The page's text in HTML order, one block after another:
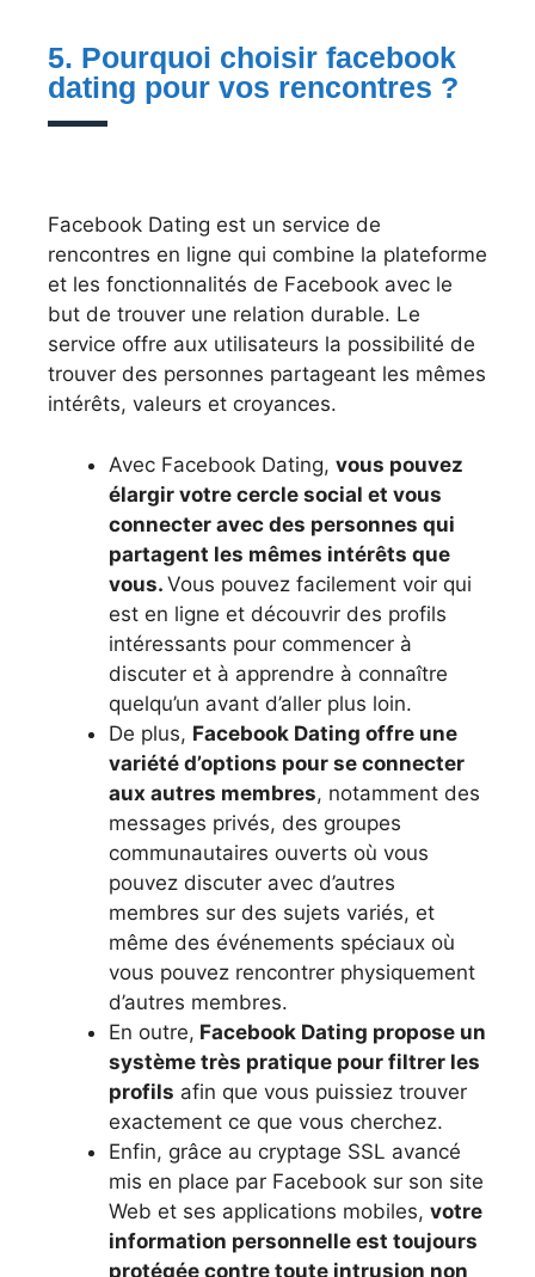
5. Pourquoi choisir facebook
dating pour vos rencontres ?
Facebook Dating est un service de
rencontres en ligne qui combine la plateforme
et les fonctionnalités de Facebook avec le
but de trouver une relation durable. Le
service offre aux utilisateurs la possibilité de
trouver des personnes partageant les mêmes
intérêts, valeurs et croyances.
Avec Facebook Dating, vous pouvez
élargir votre cercle social et vous
connecter avec des personnes qui
partagent les mêmes intérêts que
vous. Vous pouvez facilement voir qui
est en ligne et découvrir des profils
intéressants pour commencer à
discuter et à apprendre à connaître
quelqu’un avant d’aller plus loin.
De plus, Facebook Dating offre une
variété d’options pour se connecter
aux autres membres, notamment des
messages privés, des groupes
communautaires ouverts où vous
pouvez discuter avec d’autres
membres sur des sujets variés, et
même des événements spéciaux où
vous pouvez rencontrer physiquement
d’autres membres.
En outre, Facebook Dating propose un
système très pratique pour filtrer les
profils afin que vous puissiez trouver
exactement ce que vous cherchez.
Enfin, grâce au cryptage SSL avancé
mis en place par Facebook sur son site
Web et ses applications mobiles, votre
information personnelle est toujours
protégée contre toute intrusion non